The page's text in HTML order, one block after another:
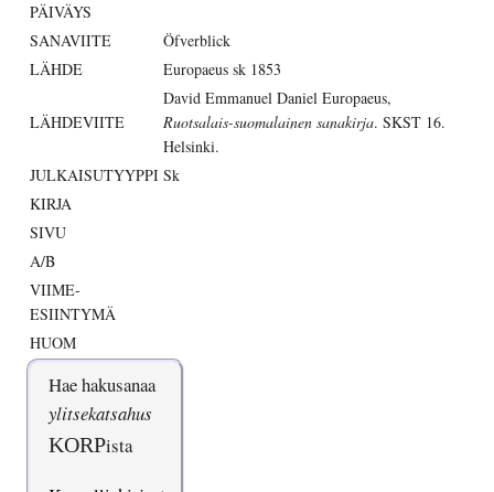
PÄIVÄYS
SANAVIITE
Öfverblick
LÄHDE
Europaeus sk 1853
LÄHDEVIITE
David Emmanuel Daniel Europaeus,
Ruotsalais-suomalainen sanakirja. SKST 16.
Helsinki.
JULKAISUTYYPPI Sk
KIRJA
SIVU
A/B
VIIME-
ESIINTYMÄ
HUOM
Hae hakusanaa
ylitsekatsahus
KORPista